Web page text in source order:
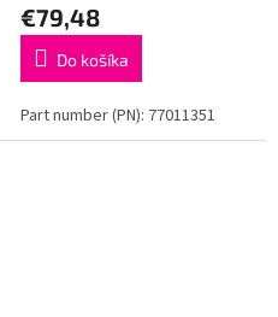
€79,48
Do košíka
Part number (PN): 77011351